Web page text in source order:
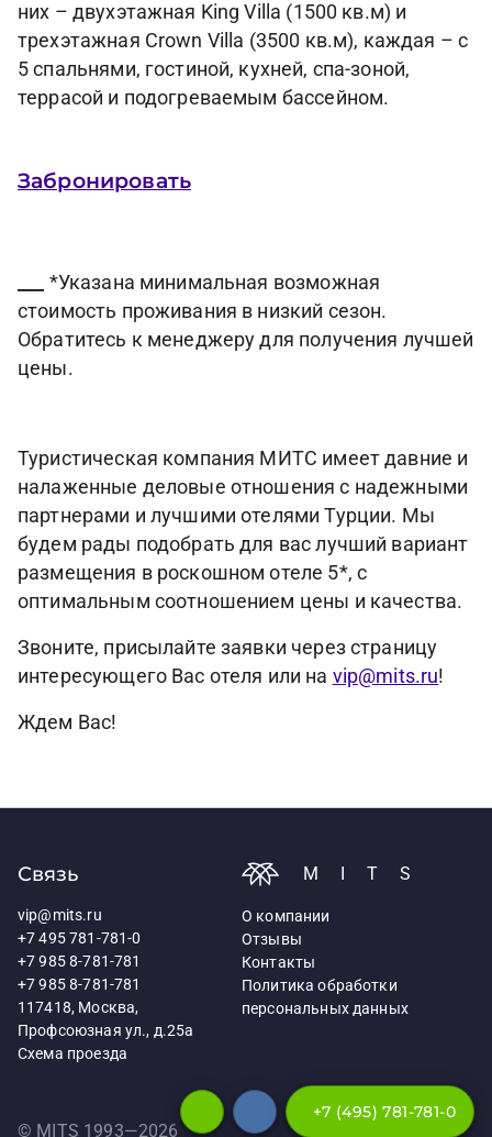
них – двухэтажная King Villa (1500 кв.м) и
трехэтажная Crown Villa (3500 кв.м), каждая – с
5 спальнями, гостиной, кухней, спа-зоной,
террасой и подогреваемым бассейном.
Забронировать
*Указана минимальная возможная
стоимость проживания в низкий сезон.
Обратитесь к менеджеру для получения лучшей
цены.
Туристическая компания МИТС имеет давние и
налаженные деловые отношения с надежными
партнерами и лучшими отелями Турции. Мы
будем рады подобрать для вас лучший вариант
размещения в роскошном отеле 5*, с
оптимальным соотношением цены и качества.
Звоните, присылайте заявки через страницу
интересующего Вас отеля или на vip@mits.ru!
Ждем Вас!
Связь
vip@mits.ru
+7 495 781-781-0
+7 985 8-781-781
+7 985 8-781-781
117418, Москва,
Профсоюзная ул., д.25а
Схема проезда
MITS
О компании
Отзывы
Контакты
Политика обработки
персональных данных
© MITS 1993—2026
+7 (495) 781-781-0